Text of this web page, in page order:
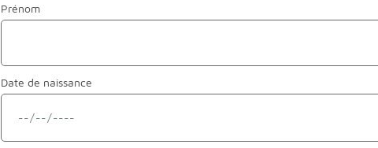
Prénom
Date de naissance